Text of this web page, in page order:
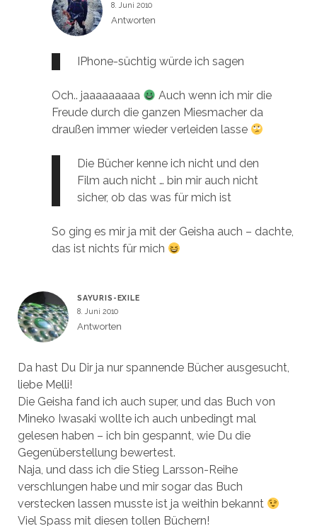
8. Juni 2010
Antworten
IPhone-süchtig würde ich sagen
Och.. jaaaaaaaaa
Auch wenn ich mir die
Freude durch die ganzen Miesmacher da
draußen immer wieder verleiden lasse
Die Bücher kenne ich nicht und den
Film auch nicht … bin mir auch nicht
sicher, ob das was für mich ist
So ging es mir ja mit der Geisha auch – dachte,
das ist nichts für mich
SAYURIS-EXILE
8. Juni 2010
Antworten
Da hast Du Dir ja nur spannende Bücher ausgesucht,
liebe Melli!
Die Geisha fand ich auch super, und das Buch von
Mineko Iwasaki wollte ich auch unbedingt mal
gelesen haben – ich bin gespannt, wie Du die
Gegenüberstellung bewertest.
Naja, und dass ich die Stieg Larsson-Reihe
verschlungen habe und mir sogar das Buch
verstecken lassen musste ist ja weithin bekannt
Viel Spass mit diesen tollen Büchern!